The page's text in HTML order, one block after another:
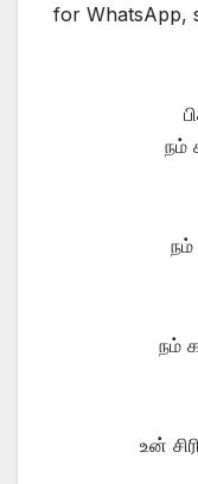
for WhatsApp,
நம்
நம்
நம்
உன்